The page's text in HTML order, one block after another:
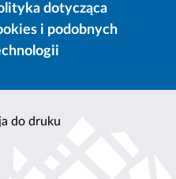
dotycząca
i podobnych
do druku